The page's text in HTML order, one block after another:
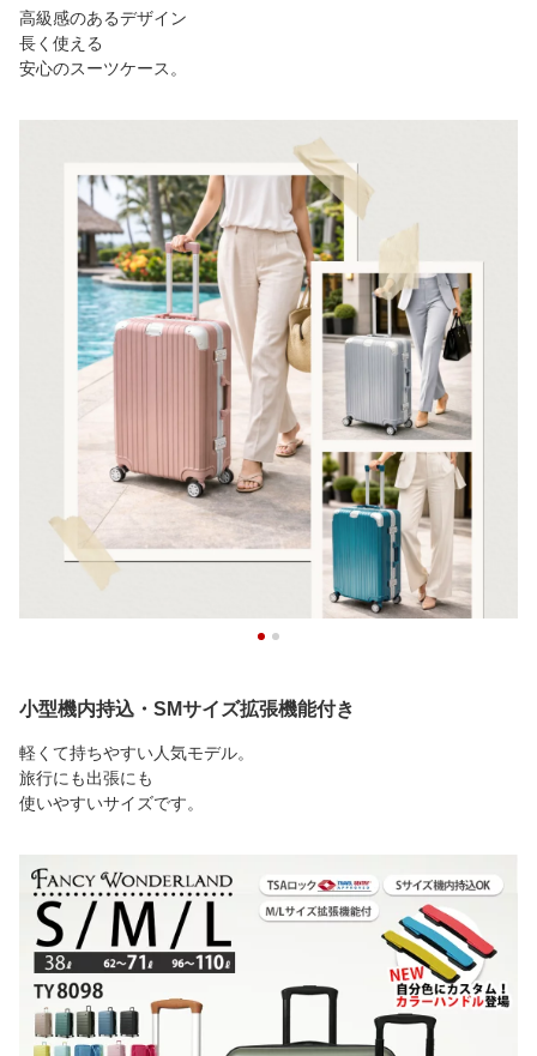
高級感のあるデザイン
長く使える
安心のスーツケース。
小型機内持込・SMサイズ拡張機能付き
軽くて持ちやすい人気モデル。
旅行にも出張にも
使いやすいサイズです。